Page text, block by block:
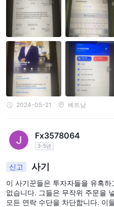
2024-05-21 베트남
Fx3578064
3-5년
신고 사기
이 사기꾼들은 투자자들을 유혹
없습니다. 그들은 무작위 주문을
모든 연락 수단을 차단합니다. 이